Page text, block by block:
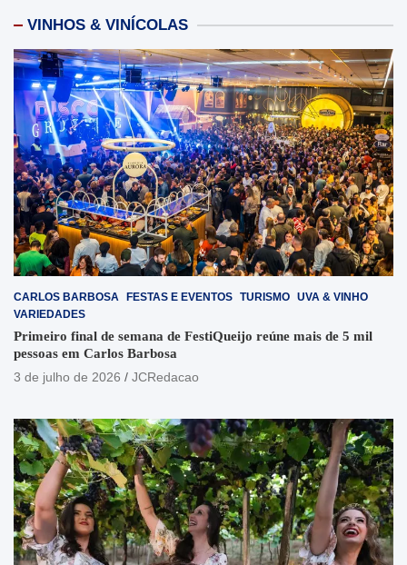
VINHOS & VINÍCOLAS
CARLOS BARBOSA FESTAS E EVENTOS TURISMO UVA & VINHO
VARIEDADES
Primeiro final de semana de FestiQueijo reúne mais de 5 mil
pessoas em Carlos Barbosa
3 de julho de 2026
JCRedacao